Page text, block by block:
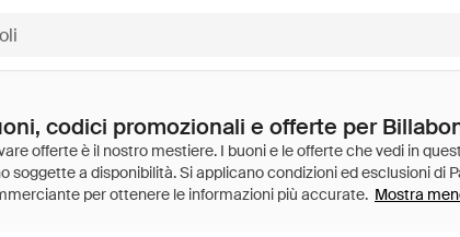
codici promozionali e offerte per
Mostra